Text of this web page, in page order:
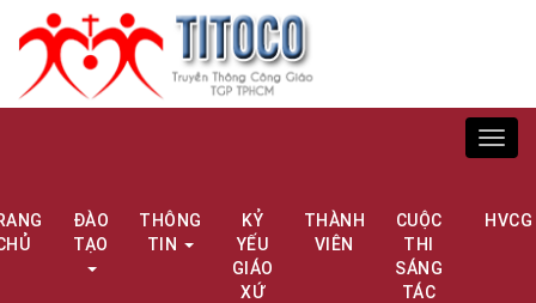
ĐÀO
TẠO
THÔNG
TIN
KỶ
YẾU
GIÁO
XỨ
THÀNH
VIÊN
CUỘC
THI
SÁNG
TÁC
HVCG